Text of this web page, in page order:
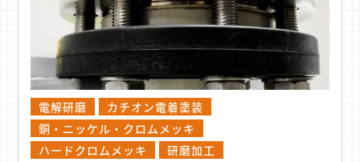
電解研磨
カチオン電着塗装
銅・ニッケル・クロムメッキ
ハードクロムメッキ
研磨加工